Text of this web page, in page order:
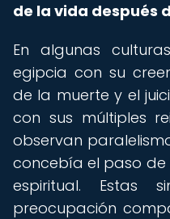
de la vida después
En algunas
egipcia con su
de la muerte y el
con sus múltiples
observan
concebía el paso
espiritual. Estas
preocupación